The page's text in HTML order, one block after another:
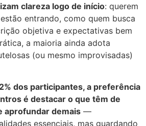
clareza logo de início: querem
entrando, como quem busca
objetiva e expectativas bem
a maioria ainda adota
(ou mesmo improvisadas)
dos participantes, a preferência
é destacar o que têm de
aprofundar demais —
essenciais, mas guardando